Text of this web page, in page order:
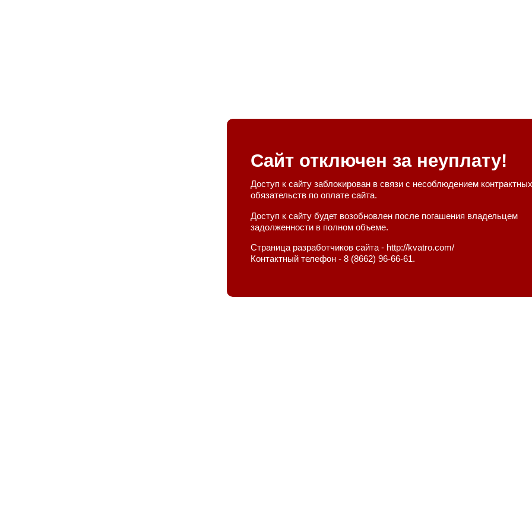
Сайт отключен за неуплату!
Доступ к сайту заблокирован в связи с несоблюдением контрактных
обязательств по оплате сайта.
Доступ к сайту будет возобновлен после погашения владельцем
задолженности в полном объеме.
Страница разработчиков сайта - http://kvatro.com/
Контактный телефон - 8 (8662) 96-66-61.